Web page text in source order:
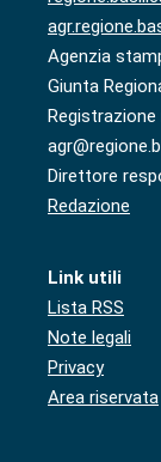
Agenzia
Giunta
Registrazione
Direttore
Redazione
Link utili
Lista RSS
Note legali
Privacy
Area riservata